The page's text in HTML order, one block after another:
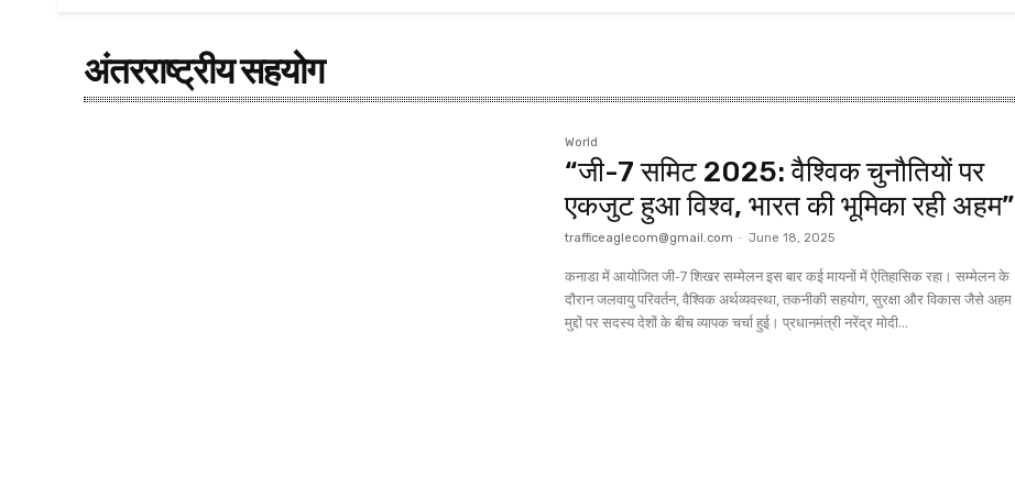
अंतरराष्ट्रीय सहयोग
World
“जी-7 समिट 2025: वैश्विक चुनौतियों पर
एकजुट हुआ विश्व, भारत की भूमिका रही अहम”
trafficeaglecom@gmail.com - June 18, 2025
कनाडा में आयोजित जी-7 शिखर सम्मेलन इस बार कई मायनों में ऐतिहासिक रहा। सम्मेलन के
दौरान जलवायु परिवर्तन, वैश्विक अर्थव्यवस्था, तकनीकी सहयोग, सुरक्षा और विकास जैसे अहम
मुद्दों पर सदस्य देशों के बीच व्यापक चर्चा हुई। प्रधानमंत्री नरेंद्र मोदी...